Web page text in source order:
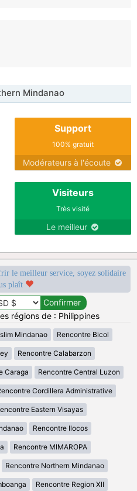
Mindanao
Support
100% gratuit
Modérateurs à l'écoute
Visiteurs
Très visité
Le meilleur
le meilleur service, soyez solidaire
plaît
régions de : Philippines
Mindanao Rencontre Bicol
Rencontre Calabarzon
Caraga Rencontre Central Luzon
Cordillera Administrative
Eastern Visayas
Rencontre Ilocos
Rencontre MIMAROPA
Rencontre Northern Mindanao
Rencontre Region XII